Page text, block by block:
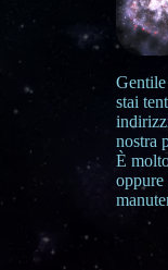
stai
nostra
È
oppure